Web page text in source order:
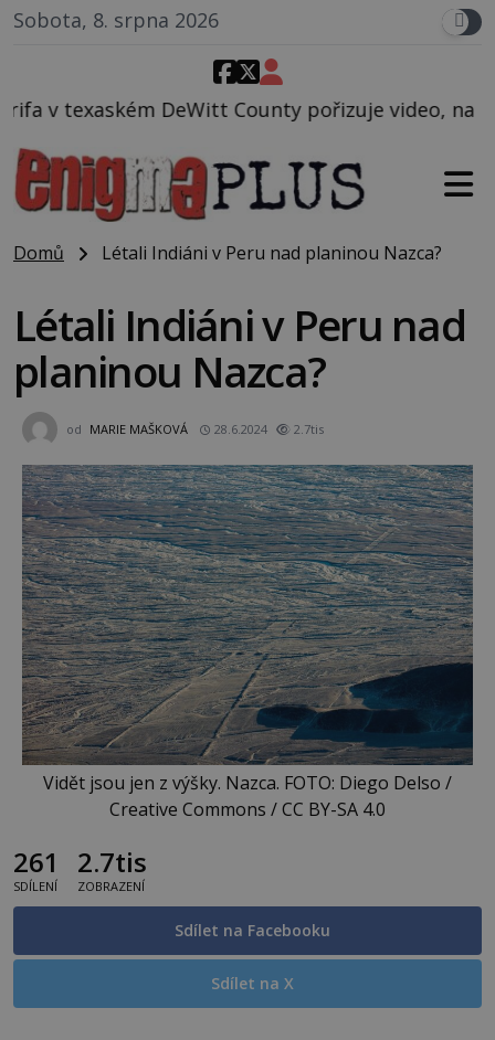
Sobota, 8. srpna 2026
County pořizuje video, na kterém před jeho
Domů Létali Indiáni v Peru nad planinou Nazca?
Létali Indiáni v Peru nad
planinou Nazca?
od MARIE MAŠKOVÁ 28.6.2024 2.7tis
Vidět jsou jen z výšky. Nazca. FOTO: Diego Delso /
Creative Commons / CC BY-SA 4.0
261
SDÍLENÍ
2.7tis
ZOBRAZENÍ
Sdílet na Facebooku
Sdílet na X